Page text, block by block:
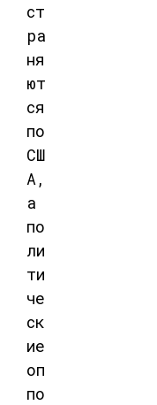
ст
ра
ня
ют
ся
по
СШ
А,
а
по
ли
ти
че
ск
ие
оп
по